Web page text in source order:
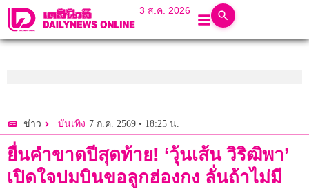
3 ส.ค. 2026
ข่าว บันเทิง 7 ก.ค. 2569 • 18:25 น.
ยื่นคำขาดปีสุดท้าย! ‘วุ้นเส้น วิริฒิพา’
เปิดใจปมบินขอลูกฮ่องกง ลั่นถ้าไม่มี